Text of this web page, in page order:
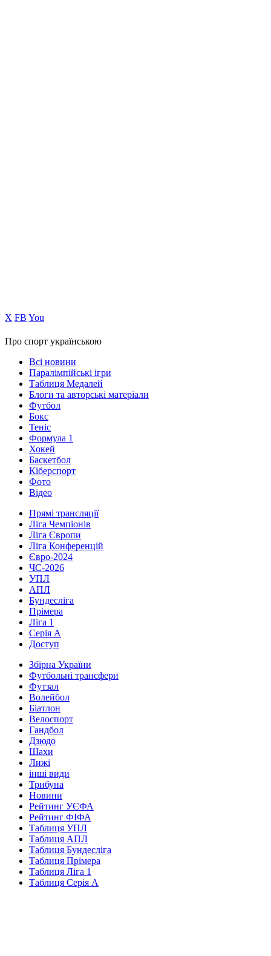
Х FB You
Про спорт українською
Всі новини
Паралімпійські ігри
Таблиця Медалей
Блоги та авторські матеріали
Футбол
Бокс
Теніс
Формула 1
Хокей
Баскетбол
Кіберспорт
Фото
Відео
Прямі трансляції
Ліга Чемпіонів
Ліга Європи
Ліга Конференцій
Євро-2024
ЧС-2026
УПЛ
АПЛ
Бундесліга
Прімера
Ліга 1
Серія А
Доступ
Збірна України
Футбольні трансфери
Футзал
Волейбол
Біатлон
Велоспорт
Гандбол
Дзюдо
Шахи
Лижі
інші види
Трибуна
Новини
Рейтинг УЄФА
Рейтинг ФІФА
Таблиця УПЛ
Таблиця АПЛ
Таблиця Бундесліга
Таблиця Прімера
Таблиця Ліга 1
Таблиця Серія А